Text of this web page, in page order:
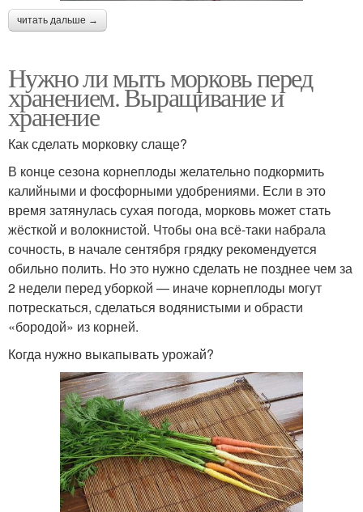
читать дальше →
Нужно ли мыть морковь перед
хранением. Выращивание и
хранение
Как сделать морковку слаще?
В конце сезона корнеплоды желательно подкормить
калийными и фосфорными удобрениями. Если в это
время затянулась сухая погода, морковь может стать
жёсткой и волокнистой. Чтобы она всё-таки набрала
сочность, в начале сентября грядку рекомендуется
обильно полить. Но это нужно сделать не позднее чем за
2 недели перед уборкой — иначе корнеплоды могут
потрескаться, сделаться водянистыми и обрасти
«бородой» из корней.
Когда нужно выкапывать урожай?